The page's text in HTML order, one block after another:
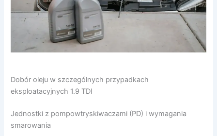
Dobór oleju w szczególnych przypadkach
eksploatacyjnych 1.9 TDI
Jednostki z pompowtryskiwaczami (PD) i wymagania
smarowania